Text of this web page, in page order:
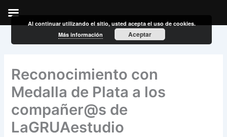
Reconocimiento con
Medalla de Plata a los
compañer@s de
LaGRUAestudio
Al continuar utilizando el sitio, usted acepta el uso de cookies.
Más información
Aceptar